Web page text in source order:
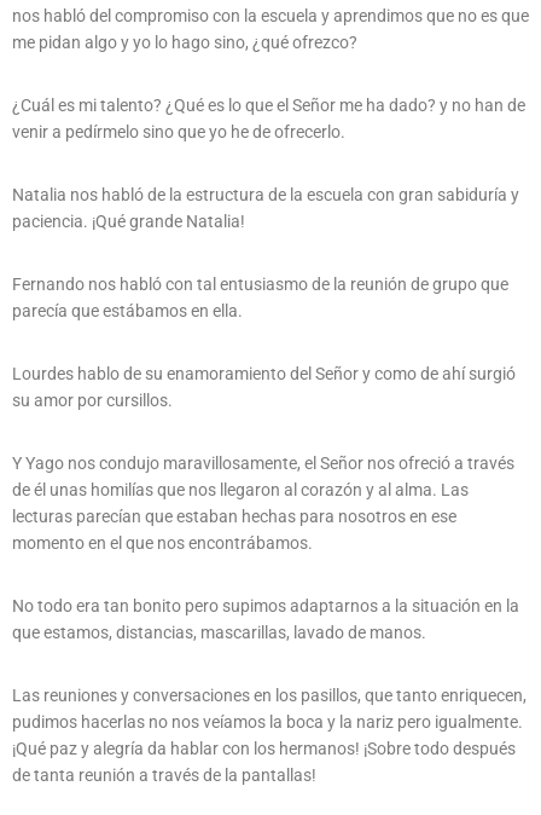
nos habló del compromiso con la escuela y aprendimos que no es que
me pidan algo y yo lo hago sino, ¿qué ofrezco?
¿Cuál es mi talento? ¿Qué es lo que el Señor me ha dado? y no han de
venir a pedírmelo sino que yo he de ofrecerlo.
Natalia nos habló de la estructura de la escuela con gran sabiduría y
paciencia. ¡Qué grande Natalia!
Fernando nos habló con tal entusiasmo de la reunión de grupo que
parecía que estábamos en ella.
Lourdes hablo de su enamoramiento del Señor y como de ahí surgió
su amor por cursillos.
Y Yago nos condujo maravillosamente, el Señor nos ofreció a través
de él unas homilías que nos llegaron al corazón y al alma. Las
lecturas parecían que estaban hechas para nosotros en ese
momento en el que nos encontrábamos.
No todo era tan bonito pero supimos adaptarnos a la situación en la
que estamos, distancias, mascarillas, lavado de manos.
Las reuniones y conversaciones en los pasillos, que tanto enriquecen,
pudimos hacerlas no nos veíamos la boca y la nariz pero igualmente.
¡Qué paz y alegría da hablar con los hermanos! ¡Sobre todo después
de tanta reunión a través de la pantallas!